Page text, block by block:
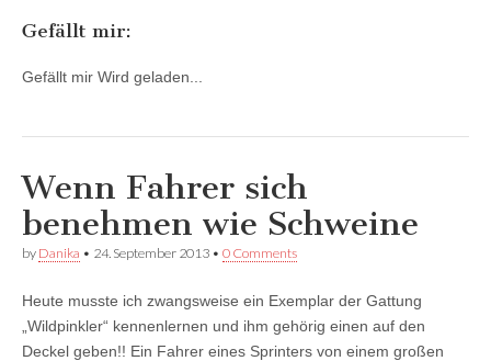
Gefällt mir:
Gefällt mir Wird geladen...
Wenn Fahrer sich
benehmen wie Schweine
by Danika • 24. September 2013 • 0 Comments
Heute musste ich zwangsweise ein Exemplar der Gattung
„Wildpinkler“ kennenlernen und ihm gehörig einen auf den
Deckel geben!! Ein Fahrer eines Sprinters von einem großen